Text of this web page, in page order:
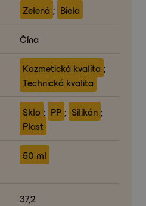
Zelená ; Biela
Čína
Kozmetická kvalita ;
Technická kvalita
Sklo ; PP ; Silikón ;
Plast
50 ml
37,2